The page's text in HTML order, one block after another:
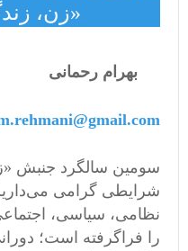
«زن،
بهرام رحمانی
سومین سالگرد جنبش
شرایطی گرامی
نظامی، سیاسی،
را فراگرفته است؛